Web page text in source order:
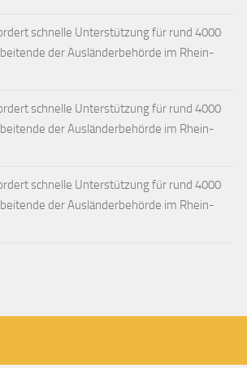
schnelle Unterstützung für rund 4000
der Ausländerbehörde im Rhein-
schnelle Unterstützung für rund 4000
der Ausländerbehörde im Rhein-
schnelle Unterstützung für rund 4000
der Ausländerbehörde im Rhein-